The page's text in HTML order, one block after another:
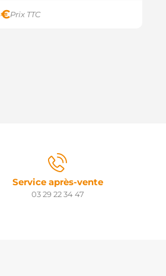
€Prix TTC
Service après-vente
03 29 22 34 47